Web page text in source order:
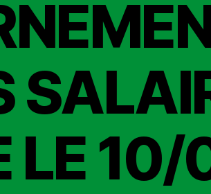
LE 10/